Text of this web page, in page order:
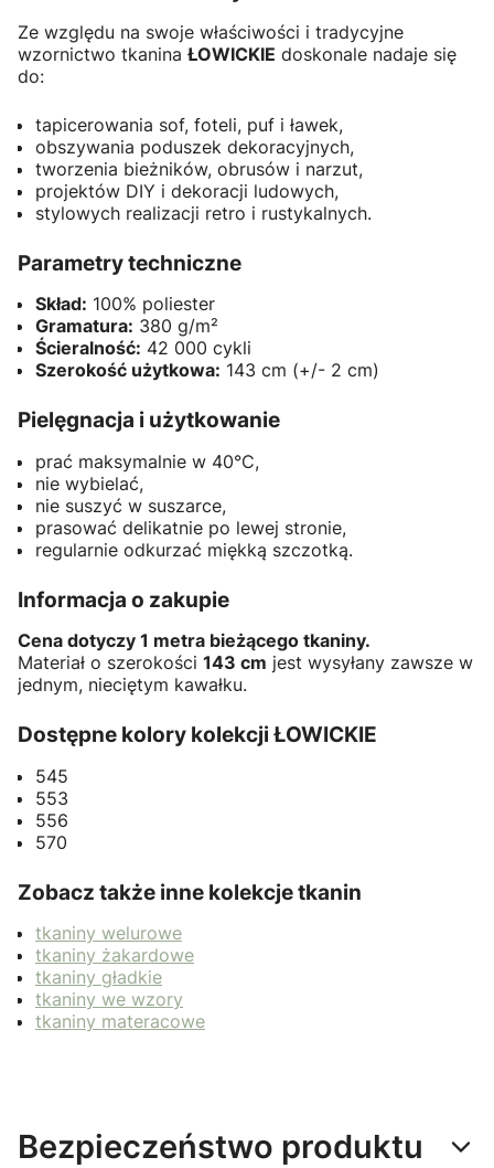
Ze względu na swoje właściwości i tradycyjne
wzornictwo tkanina ŁOWICKIE doskonale nadaje się
do:
tapicerowania sof, foteli, puf i ławek,
obszywania poduszek dekoracyjnych,
tworzenia bieżników, obrusów i narzut,
projektów DIY i dekoracji ludowych,
stylowych realizacji retro i rustykalnych.
Parametry techniczne
Skład: 100% poliester
Gramatura: 380 g/m²
Ścieralność: 42 000 cykli
Szerokość użytkowa: 143 cm (+/- 2 cm)
Pielęgnacja i użytkowanie
prać maksymalnie w 40°C,
nie wybielać,
nie suszyć w suszarce,
prasować delikatnie po lewej stronie,
regularnie odkurzać miękką szczotką.
Informacja o zakupie
Cena dotyczy 1 metra bieżącego tkaniny.
Materiał o szerokości 143 cm jest wysyłany zawsze w
jednym, nieciętym kawałku.
Dostępne kolory kolekcji ŁOWICKIE
545
553
556
570
Zobacz także inne kolekcje tkanin
tkaniny welurowe
tkaniny żakardowe
tkaniny gładkie
tkaniny we wzory
tkaniny materacowe
Bezpieczeństwo produktu